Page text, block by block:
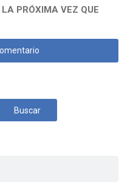
PRÓXIMA VEZ QUE